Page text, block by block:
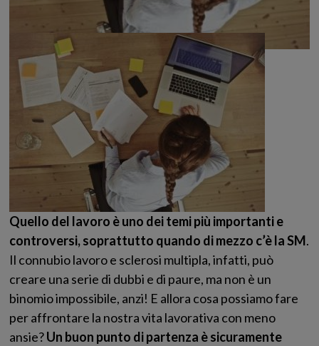
Quello del lavoro è uno dei temi più importanti e
controversi, soprattutto quando di mezzo c’è la SM.
Il connubio lavoro e sclerosi multipla, infatti, può
creare una serie di dubbi e di paure, ma non è un
binomio impossibile, anzi! E allora cosa possiamo fare
per affrontare la nostra vita lavorativa con meno
ansie?Un buon punto di partenza è sicuramente